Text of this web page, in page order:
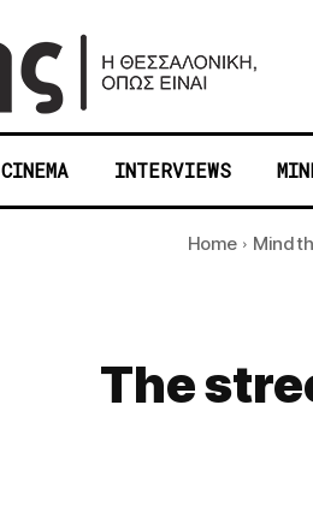
CINEMA INTERVIEWS
Home Mind
The